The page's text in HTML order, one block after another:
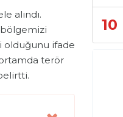
alındı.
bölgemizi
olduğunu ifade
ortamda terör
10